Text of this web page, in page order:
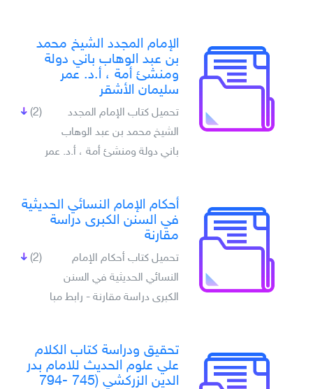
الإمام المجدد الشيخ محمد
بن عبد الوهاب باني دولة
ومنشئ أمة ، أ.د. عمر
سليمان الأشقر
(2)
تحميل كتاب الإمام المجدد
الشيخ محمد بن عبد الوهاب
باني دولة ومنشئ أمة ، أ.د. عمر
أحكام الإمام النسائي الحديثية
في السنن الكبرى دراسة
مقارنة
(2)
تحميل كتاب أحكام الإمام
النسائي الحديثية في السنن
الكبرى دراسة مقارنة - رابط مبا
تحقيق ودراسة كتاب الكلام
علي علوم الحديث للامام بدر
الدين الزركشي (745 -794